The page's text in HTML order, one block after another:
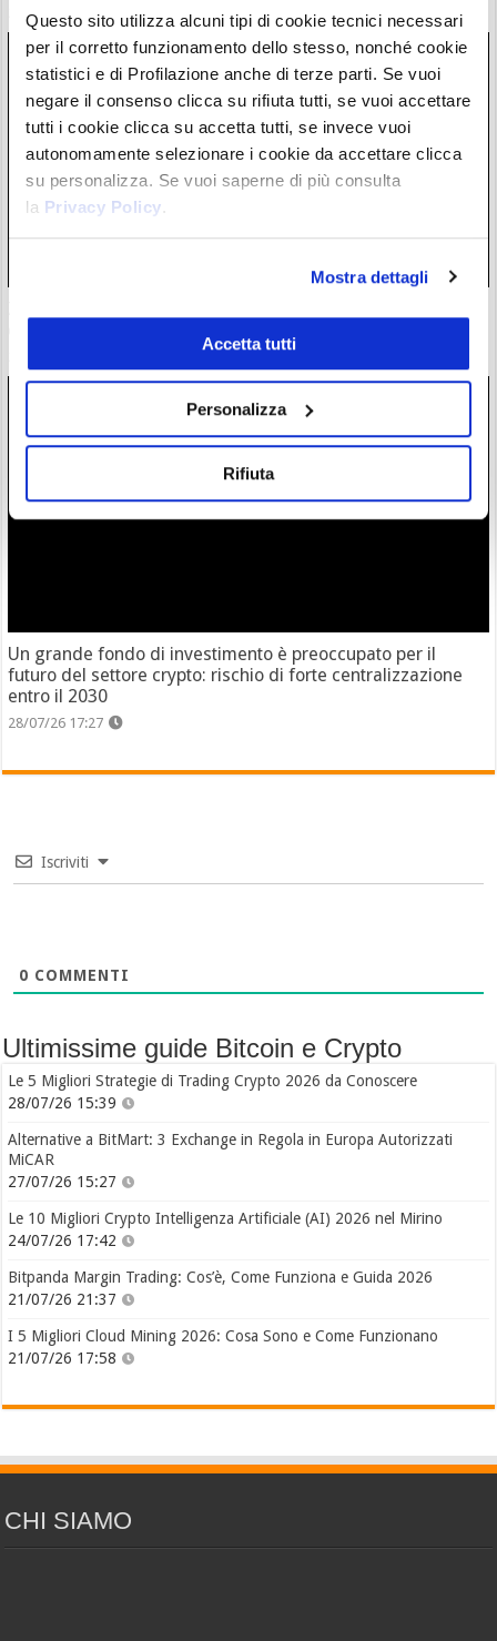
Questo sito utilizza alcuni tipi di cookie tecnici necessari
per il corretto funzionamento dello stesso, nonché cookie
statistici e di Profilazione anche di terze parti. Se vuoi
negare il consenso clicca su rifiuta tutti, se vuoi accettare
tutti i cookie clicca su accetta tutti, se invece vuoi
autonomamente selezionare i cookie da accettare clicca
su personalizza. Se vuoi saperne di più consulta
la Privacy Policy.
Mostra dettagli
Accetta tutti
Personalizza
Rifiuta
28/07/26 20:17
Un grande fondo di investimento è preoccupato per il
futuro del settore crypto: rischio di forte centralizzazione
entro il 2030
28/07/26 17:27
Iscriviti
0 COMMENTI
Ultimissime guide Bitcoin e Crypto
Le 5 Migliori Strategie di Trading Crypto 2026 da Conoscere
28/07/26 15:39
Alternative a BitMart: 3 Exchange in Regola in Europa Autorizzati
MiCAR
27/07/26 15:27
Le 10 Migliori Crypto Intelligenza Artificiale (AI) 2026 nel Mirino
24/07/26 17:42
Bitpanda Margin Trading: Cos’è, Come Funziona e Guida 2026
21/07/26 21:37
I 5 Migliori Cloud Mining 2026: Cosa Sono e Come Funzionano
21/07/26 17:58
CHI SIAMO